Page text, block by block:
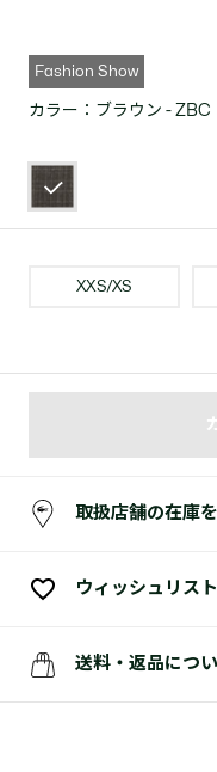
Fashion Show
カラー： ブラウン - ZBC
XXS/XS
取扱店舗の在庫
ウィッシュリス
送料・返品につ